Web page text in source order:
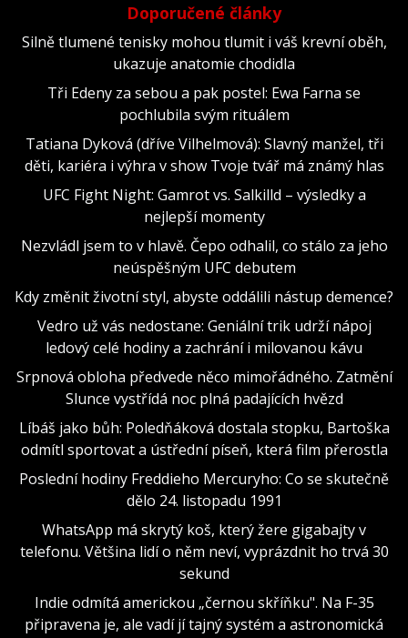
Doporučené články
Silně tlumené tenisky mohou tlumit i váš krevní oběh,
ukazuje anatomie chodidla
Tři Edeny za sebou a pak postel: Ewa Farna se
pochlubila svým rituálem
Tatiana Dyková (dříve Vilhelmová): Slavný manžel, tři
děti, kariéra i výhra v show Tvoje tvář má známý hlas
UFC Fight Night: Gamrot vs. Salkilld – výsledky a
nejlepší momenty
Nezvládl jsem to v hlavě. Čepo odhalil, co stálo za jeho
neúspěšným UFC debutem
Kdy změnit životní styl, abyste oddálili nástup demence?
Vedro už vás nedostane: Geniální trik udrží nápoj
ledový celé hodiny a zachrání i milovanou kávu
Srpnová obloha předvede něco mimořádného. Zatmění
Slunce vystřídá noc plná padajících hvězd
Líbáš jako bůh: Poledňáková dostala stopku, Bartoška
odmítl sportovat a ústřední píseň, která film přerostla
Poslední hodiny Freddieho Mercuryho: Co se skutečně
dělo 24. listopadu 1991
WhatsApp má skrytý koš, který žere gigabajty v
telefonu. Většina lidí o něm neví, vyprázdnit ho trvá 30
sekund
Indie odmítá americkou „černou skříňku". Na F-35
připravena je, ale vadí jí tajný systém a astronomická